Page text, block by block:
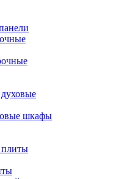
духовые
шкафы
плиты